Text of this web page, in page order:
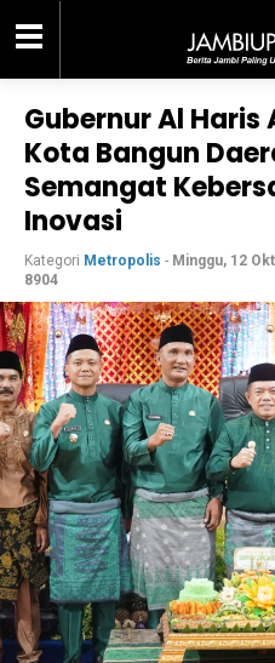
Gubernur Al
Kota Bangun
Semangat
Inovasi
Kategori Metropolis - Minggu, 12
8904